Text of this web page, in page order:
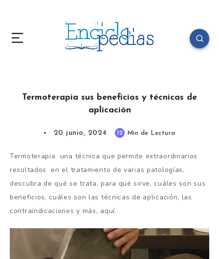
Termoterapia sus beneficios y técnicas de
aplicación
20 junio, 2024 12 Min de Lectura
Termoterapia una técnica que permite extraordinarios
resultados en el tratamiento de varias patologías,
descubra de qué se trata, para qué sirve, cuáles son sus
beneficios, cuáles son las técnicas de aplicación, las
contraindicaciones y más, aquí.